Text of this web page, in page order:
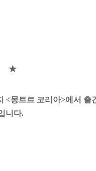
★
<몽트르 코리아>에서 출
니다.